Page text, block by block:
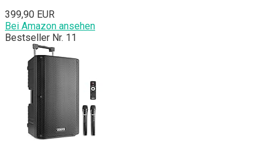
399,90 EUR
Bei Amazon ansehen
Bestseller Nr. 11